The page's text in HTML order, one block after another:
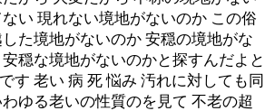
い 現れない境地がないのか この俗
た境地がないのか 安穏の境地がな
穏な境地がないのかと探すんだよと
す 老い 病 死 悩み 汚れに対しても同
ゆる老いの性質のを見て 不老の超